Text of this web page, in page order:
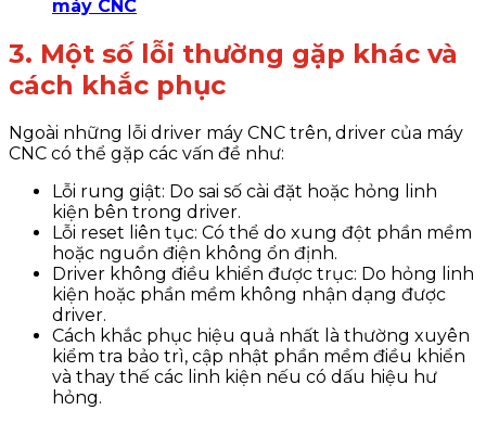
máy CNC
3. Một số lỗi thường gặp khác và
cách khắc phục
Ngoài những lỗi driver máy CNC trên, driver của máy
CNC có thể gặp các vấn đề như:
Lỗi rung giật: Do sai số cài đặt hoặc hỏng linh
kiện bên trong driver.
Lỗi reset liên tục: Có thể do xung đột phần mềm
hoặc nguồn điện không ổn định.
Driver không điều khiển được trục: Do hỏng linh
kiện hoặc phần mềm không nhận dạng được
driver.
Cách khắc phục hiệu quả nhất là thường xuyên
kiểm tra bảo trì, cập nhật phần mềm điều khiển
và thay thế các linh kiện nếu có dấu hiệu hư
hỏng.